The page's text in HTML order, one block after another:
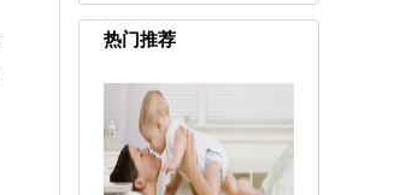
热门推荐